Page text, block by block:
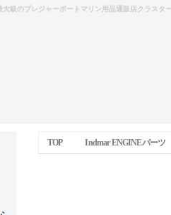
級のプレジャーボートマリン用品通販店クラスタ
TOP Indmar ENGINEパーツ